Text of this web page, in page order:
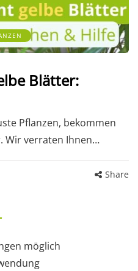
Blätter:
Pflanzen, bekommen
Wir verraten Ihnen…
Share
möglich